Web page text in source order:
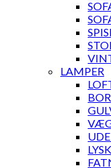
LAMPER